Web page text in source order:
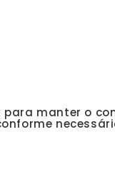
manter o